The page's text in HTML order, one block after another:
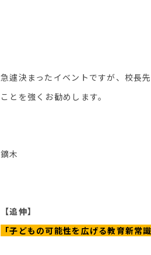
急遽決まったイベントですが、校長
ことを強くお勧めします。
鏑木
【追伸】
「子どもの可能性を広げる教育新常識